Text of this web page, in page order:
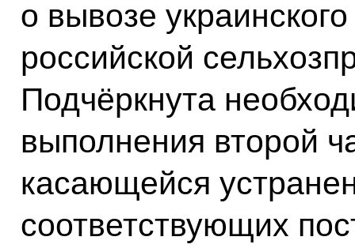
о вывозе
российской
Подчёркнута
выполнения второй
касающейся
соответствующих